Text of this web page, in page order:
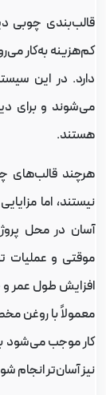
چوبی
به‌کار
در این سیستم،
و برای
قالب‌های
اما
در محل پروژه
و عملیات
طول عمر و
با روغن
موجب می‌شود
آسان‌تر انجام شود.